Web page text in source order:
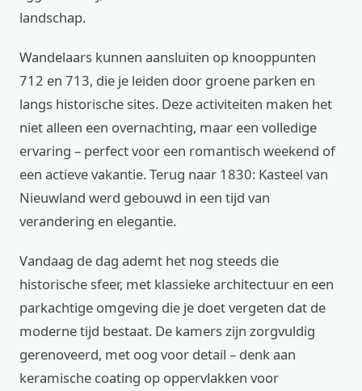
landschap.
Wandelaars kunnen aansluiten op knooppunten
712 en 713, die je leiden door groene parken en
langs historische sites. Deze activiteiten maken het
niet alleen een overnachting, maar een volledige
ervaring – perfect voor een romantisch weekend of
een actieve vakantie. Terug naar 1830: Kasteel van
Nieuwland werd gebouwd in een tijd van
verandering en elegantie.
Vandaag de dag ademt het nog steeds die
historische sfeer, met klassieke architectuur en een
parkachtige omgeving die je doet vergeten dat de
moderne tijd bestaat. De kamers zijn zorgvuldig
gerenoveerd, met oog voor detail – denk aan
keramische coating op oppervlakken voor